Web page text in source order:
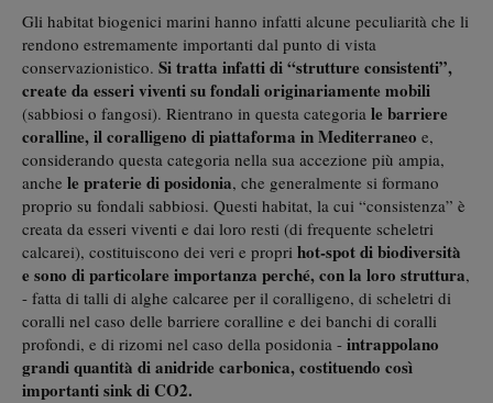
Gli habitat biogenici marini hanno infatti alcune peculiarità che li
rendono estremamente importanti dal punto di vista
conservazionistico. Si tratta infatti di “strutture consistenti”,
create da esseri viventi su fondali originariamente mobili
(sabbiosi o fangosi). Rientrano in questa categoria le barriere
coralline, il coralligeno di piattaforma in Mediterraneo e,
considerando questa categoria nella sua accezione più ampia,
anche le praterie di posidonia, che generalmente si formano
proprio su fondali sabbiosi. Questi habitat, la cui “consistenza” è
creata da esseri viventi e dai loro resti (di frequente scheletri
calcarei), costituiscono dei veri e propri hot-spot di biodiversità
e sono di particolare importanza perché, con la loro struttura,
- fatta di talli di alghe calcaree per il coralligeno, di scheletri di
coralli nel caso delle barriere coralline e dei banchi di coralli
profondi, e di rizomi nel caso della posidonia - intrappolano
grandi quantità di anidride carbonica, costituendo così
importanti sink di CO2.